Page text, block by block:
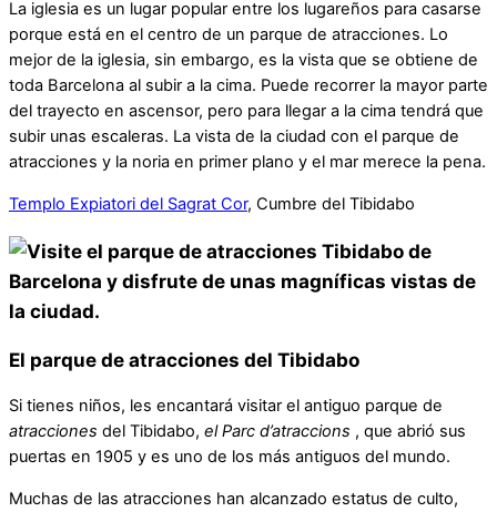
La iglesia es un lugar popular entre los lugareños para casarse
porque está en el centro de un parque de atracciones. Lo
mejor de la iglesia, sin embargo, es la vista que se obtiene de
toda Barcelona al subir a la cima. Puede recorrer la mayor parte
del trayecto en ascensor, pero para llegar a la cima tendrá que
subir unas escaleras. La vista de la ciudad con el parque de
atracciones y la noria en primer plano y el mar merece la pena.
Templo Expiatori del Sagrat Cor, Cumbre del Tibidabo
El parque de atracciones del Tibidabo
Si tienes niños, les encantará visitar el antiguo parque de
atracciones del Tibidabo, el Parc d’atraccions , que abrió sus
puertas en 1905 y es uno de los más antiguos del mundo.
Muchas de las atracciones han alcanzado estatus de culto,